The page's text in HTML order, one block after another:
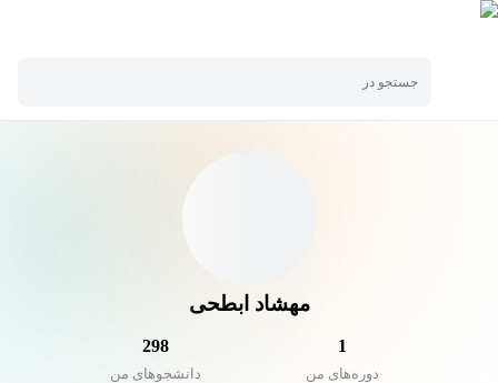
جستجو در
مهشاد ابطحی
1
دوره‌های من
298
دانشجو‌های من